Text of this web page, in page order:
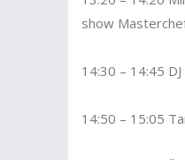
show
14:30 – 14:45
14:50 – 15:05